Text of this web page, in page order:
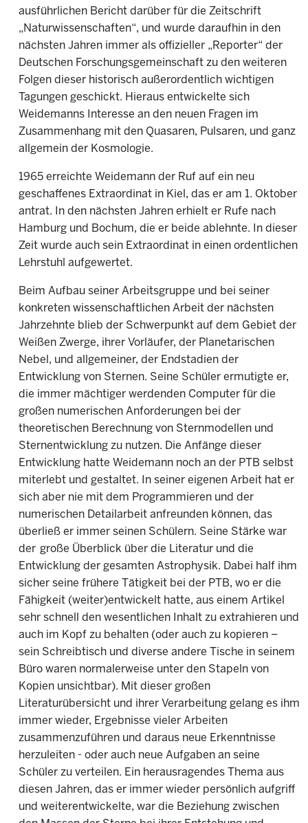
ausführlichen Bericht darüber für die Zeitschrift
„Naturwissenschaften“, und wurde daraufhin in den
nächsten Jahren immer als offizieller „Reporter“ der
Deutschen Forschungsgemeinschaft zu den weiteren
Folgen dieser historisch außerordentlich wichtigen
Tagungen geschickt. Hieraus entwickelte sich
Weidemanns Interesse an den neuen Fragen im
Zusammenhang mit den Quasaren, Pulsaren, und ganz
allgemein der Kosmologie.
1965 erreichte Weidemann der Ruf auf ein neu
geschaffenes Extraordinat in Kiel, das er am 1. Oktober
antrat. In den nächsten Jahren erhielt er Rufe nach
Hamburg und Bochum, die er beide ablehnte. In dieser
Zeit wurde auch sein Extraordinat in einen ordentlichen
Lehrstuhl aufgewertet.
Beim Aufbau seiner Arbeitsgruppe und bei seiner
konkreten wissenschaftlichen Arbeit der nächsten
Jahrzehnte blieb der Schwerpunkt auf dem Gebiet der
Weißen Zwerge, ihrer Vorläufer, der Planetarischen
Nebel, und allgemeiner, der Endstadien der
Entwicklung von Sternen. Seine Schüler ermutigte er,
die immer mächtiger werdenden Computer für die
großen numerischen Anforderungen bei der
theoretischen Berechnung von Sternmodellen und
Sternentwicklung zu nutzen. Die Anfänge dieser
Entwicklung hatte Weidemann noch an der PTB selbst
miterlebt und gestaltet. In seiner eigenen Arbeit hat er
sich aber nie mit dem Programmieren und der
numerischen Detailarbeit anfreunden können, das
überließ er immer seinen Schülern. Seine Stärke war
der große Überblick über die Literatur und die
Entwicklung der gesamten Astrophysik. Dabei half ihm
sicher seine frühere Tätigkeit bei der PTB, wo er die
Fähigkeit (weiter)entwickelt hatte, aus einem Artikel
sehr schnell den wesentlichen Inhalt zu extrahieren und
auch im Kopf zu behalten (oder auch zu kopieren –
sein Schreibtisch und diverse andere Tische in seinem
Büro waren normalerweise unter den Stapeln von
Kopien unsichtbar). Mit dieser großen
Literaturübersicht und ihrer Verarbeitung gelang es ihm
immer wieder, Ergebnisse vieler Arbeiten
zusammenzuführen und daraus neue Erkenntnisse
herzuleiten - oder auch neue Aufgaben an seine
Schüler zu verteilen. Ein herausragendes Thema aus
diesen Jahren, das er immer wieder persönlich aufgriff
und weiterentwickelte, war die Beziehung zwischen